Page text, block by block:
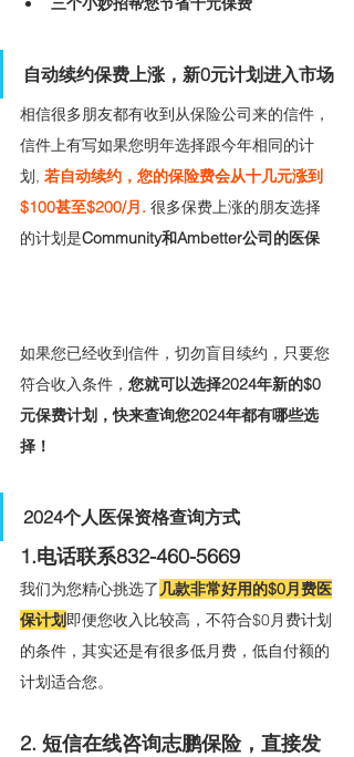
自动续约保费上涨，新0元计划进入市场
相信很多朋友都有收到从保险公司来的信件，
信件上有写如果您明年选择跟今年相同的计
划, 若自动续约，您的保险费会从十几元涨到
$100甚至$200/月. 很多保费上涨的朋友选择
的计划是Community和Ambetter公司的医保
如果您已经收到信件，切勿盲目续约，只要您
符合收入条件， 您就可以选择2024年新的$0
元保费计划，快来查询您2024年都有哪些选
择！
2024个人医保资格查询方式
1.电话联系832-460-5669
我们为您精心挑选了 几款非常好用的$0月费医
保计划即便您收入比较高，不符合$0月费计划
的条件，其实还是有很多低月费，低自付额的
计划适合您。
2. 短信在线咨询志鹏保险，直接发